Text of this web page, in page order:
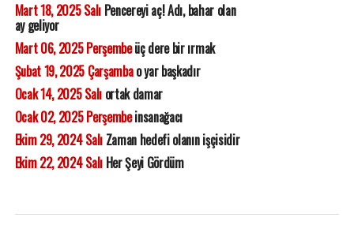
Mart 18, 2025 SalıPencereyi aç! Adı, bahar olan
ay geliyor
Mart 06, 2025 Perşembeüç dere bir ırmak
Şubat 19, 2025 Çarşambao yar başkadır
Ocak 14, 2025 Salıortak damar
Ocak 02, 2025 Perşembeinsanağacı
Ekim 29, 2024 SalıZaman hedefi olanın işçisidir
Ekim 22, 2024 SalıHer Şeyi Gördüm